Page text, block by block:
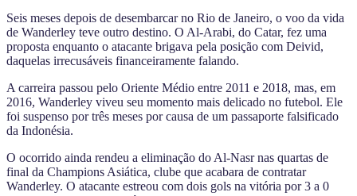
Seis meses depois de desembarcar no Rio de Janeiro, o voo da vida
de Wanderley teve outro destino. O Al-Arabi, do Catar, fez uma
proposta enquanto o atacante brigava pela posição com Deivid,
daquelas irrecusáveis financeiramente falando.
A carreira passou pelo Oriente Médio entre 2011 e 2018, mas, em
2016, Wanderley viveu seu momento mais delicado no futebol. Ele
foi suspenso por três meses por causa de um passaporte falsificado
da Indonésia.
O ocorrido ainda rendeu a eliminação do Al-Nasr nas quartas de
final da Champions Asiática, clube que acabara de contratar
Wanderley. O atacante estreou com dois gols na vitória por 3 a 0